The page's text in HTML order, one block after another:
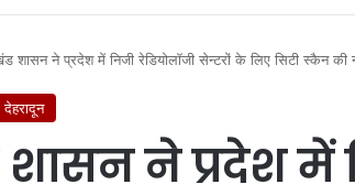
शासन ने प्रदेश में निजी रेडियोलॉजी सेन्टरों के लिए सिटी स्कैन
देहरादून
शासन ने प्रदेश में